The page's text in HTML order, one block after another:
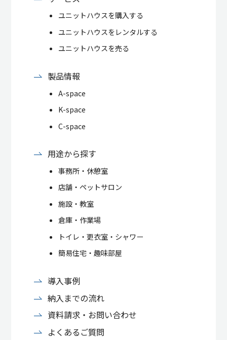
ユニットハウスを購入する
ユニットハウスをレンタルする
ユニットハウスを売る
製品情報
A-space
K-space
C-space
用途から探す
事務所・休憩室
店舗・ペットサロン
施設・教室
倉庫・作業場
トイレ・更衣室・シャワー
簡易住宅・趣味部屋
導入事例
納入までの流れ
資料請求・お問い合わせ
よくあるご質問